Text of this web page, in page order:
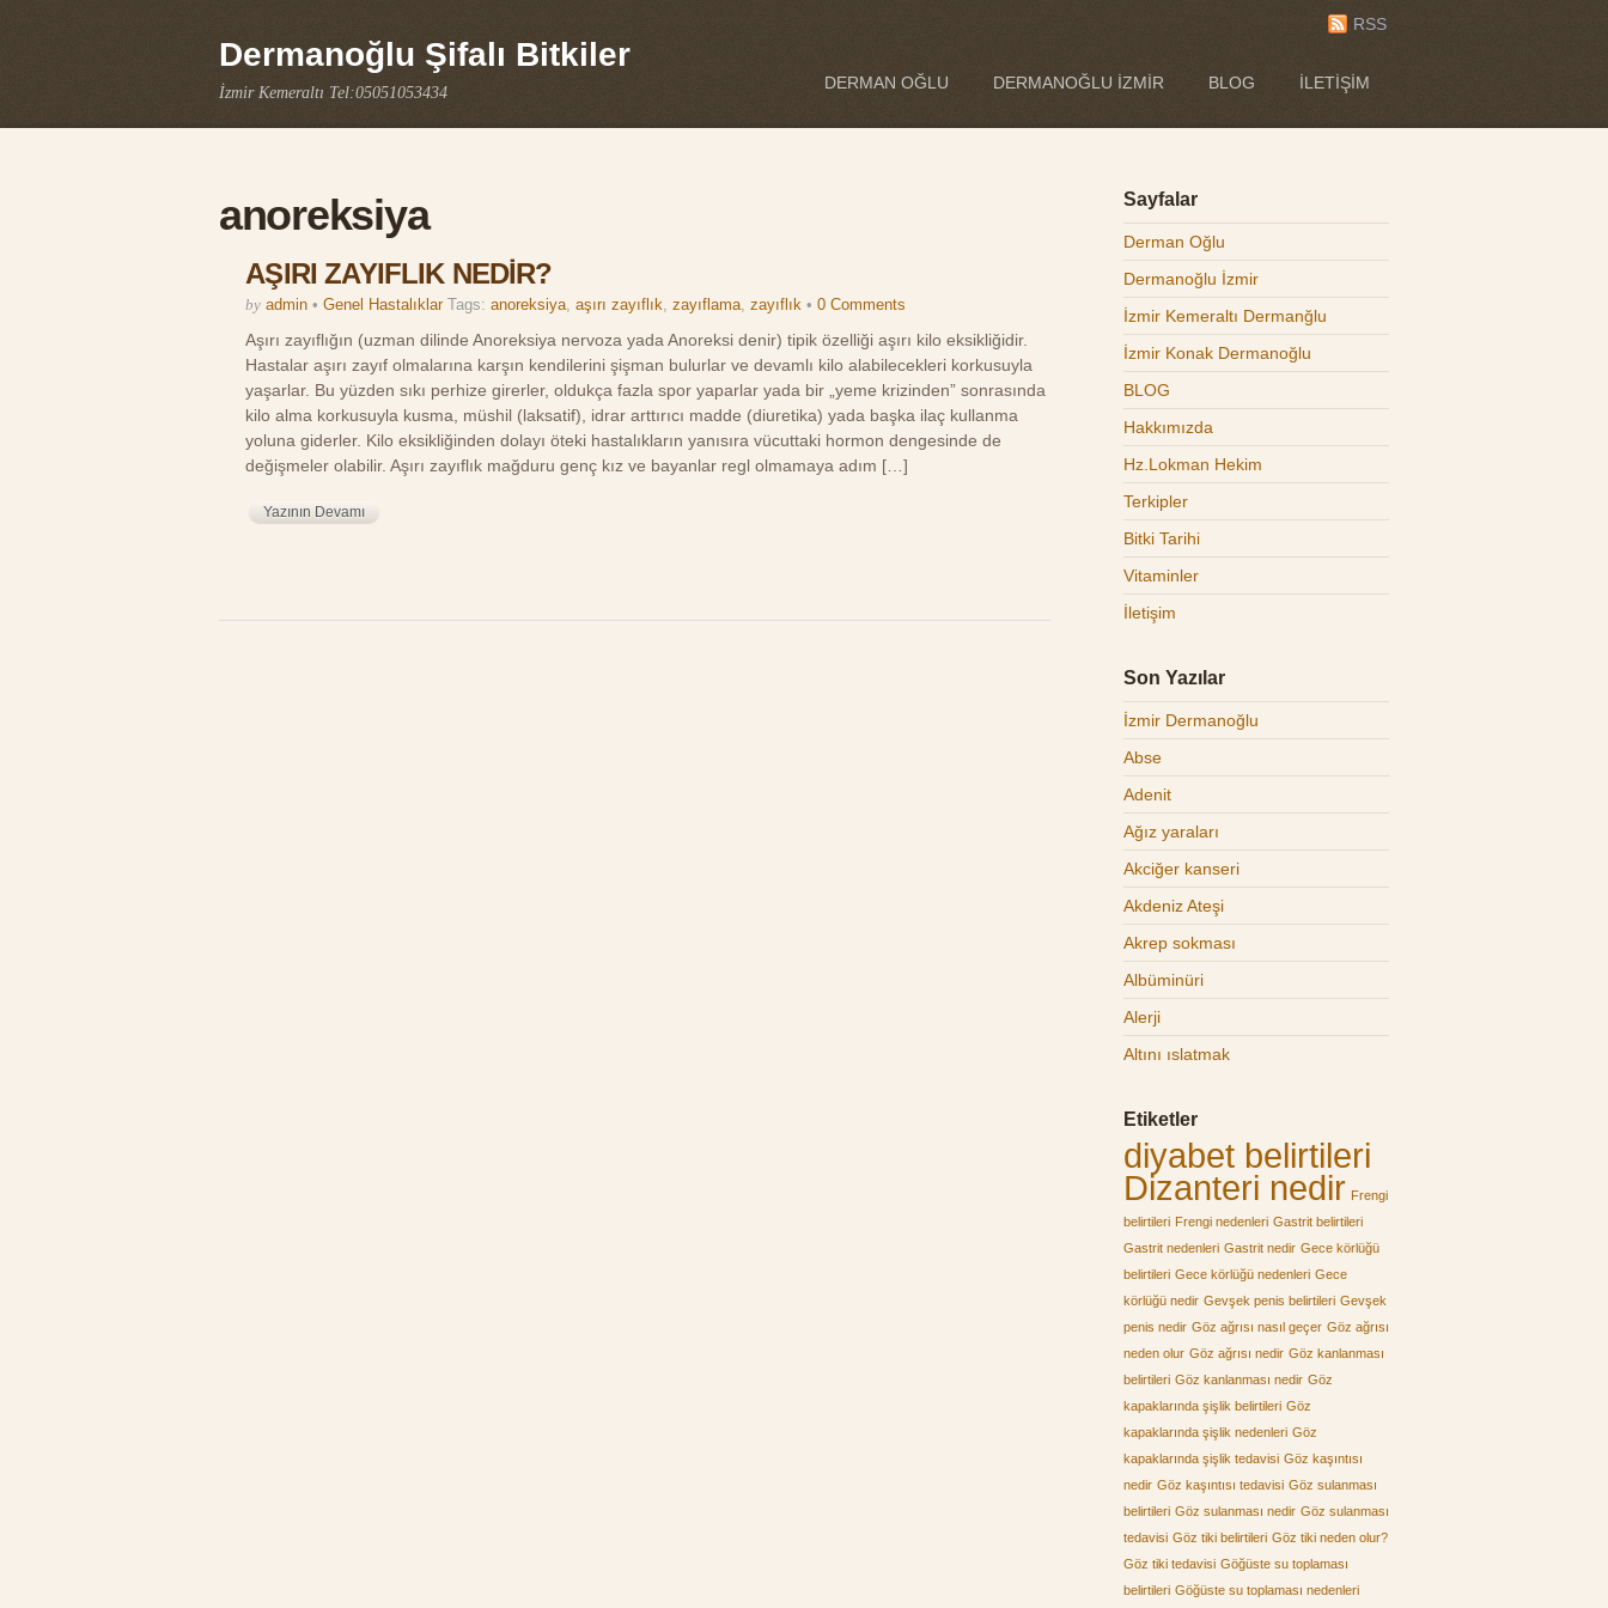
Dermanoğlu Şifalı Bitkiler
İzmir Kemeraltı Tel:05051053434
DERMAN OĞLU DERMANOĞLU İZMIR BLOG İLETIŞIM
RSS
anoreksiya
AŞIRI ZAYIFLIK NEDİR?
by admin • Genel Hastalıklar Tags:anoreksiya,aşırı zayıflık,zayıflama,zayıflık •0 Comments
Aşırı zayıflığın (uzman dilinde Anoreksiya nervoza yada Anoreksi denir) tipik özelliği aşırı kilo eksikliğidir.
Hastalar aşırı zayıf olmalarına karşın kendilerini şişman bulurlar ve devamlı kilo alabilecekleri korkusuyla
yaşarlar. Bu yüzden sıkı perhize girerler, oldukça fazla spor yaparlar yada bir „yeme krizinden” sonrasında
kilo alma korkusuyla kusma, müshil (laksatif), idrar arttırıcı madde (diuretika) yada başka ilaç kullanma
yoluna giderler. Kilo eksikliğinden dolayı öteki hastalıkların yanısıra vücuttaki hormon dengesinde de
değişmeler olabilir. Aşırı zayıflık mağduru genç kız ve bayanlar regl olmamaya adım […]
Yazının Devamı
Sayfalar
Derman Oğlu
Dermanoğlu İzmir
İzmir Kemeraltı Dermanğlu
İzmir Konak Dermanoğlu
BLOG
Hakkımızda
Hz.Lokman Hekim
Terkipler
Bitki Tarihi
Vitaminler
İletişim
Son Yazılar
İzmir Dermanoğlu
Abse
Adenit
Ağız yaraları
Akciğer kanseri
Akdeniz Ateşi
Akrep sokması
Albüminüri
Alerji
Altını ıslatmak
Etiketler
diyabet belirtileri
Dizanteri nedir Frengi
belirtileri Frengi nedenleri Gastrit belirtileri
Gastrit nedenleri Gastrit nedir Gece körlüğü
belirtileri Gece körlüğü nedenleri Gece
körlüğü nedir Gevşek penis belirtileri Gevşek
penis nedir Göz ağrısı nasıl geçer Göz ağrısı
neden olur Göz ağrısı nedir Göz kanlanması
belirtileri Göz kanlanması nedir Göz
kapaklarında şişlik belirtileri Göz
kapaklarında şişlik nedenleri Göz
kapaklarında şişlik tedavisi Göz kaşıntısı
nedir Göz kaşıntısı tedavisi Göz sulanması
belirtileri Göz sulanması nedir Göz sulanması
tedavisi Göz tiki belirtileri Göz tiki neden olur?
Göz tiki tedavisi Göğüste su toplaması
belirtileri Göğüste su toplaması nedenleri